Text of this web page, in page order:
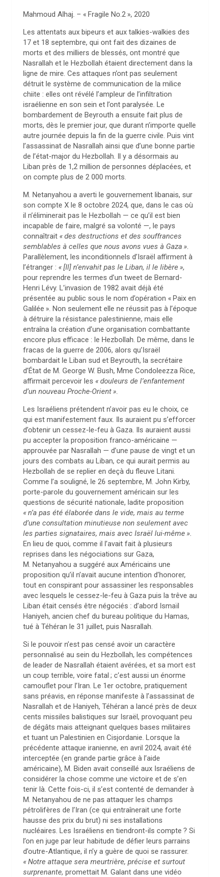
Mahmoud Alhaj. – « Fragile No.2 », 2020
Les attentats aux bipeurs et aux talkies-walkies des
17 et 18 septembre, qui ont fait des dizaines de
morts et des milliers de blessés, ont montré que
Nasrallah et le Hezbollah étaient directement dans la
ligne de mire. Ces attaques n’ont pas seulement
détruit le système de communication de la milice
chiite : elles ont révélé l’ampleur de l’infiltration
israélienne en son sein et l’ont paralysée. Le
bombardement de Beyrouth a ensuite fait plus de
morts, dès le premier jour, que durant n’importe quelle
autre journée depuis la fin de la guerre civile. Puis vint
l’assassinat de Nasrallah ainsi que d’une bonne partie
de l’état-major du Hezbollah. Il y a désormais au
Liban près de 1,2 million de personnes déplacées, et
on compte plus de 2 000 morts.
M. Netanyahou a averti le gouvernement libanais, sur
son compte X le 8 octobre 2024, que, dans le cas où
il n’éliminerait pas le Hezbollah — ce qu’il est bien
incapable de faire, malgré sa volonté —, le pays
connaîtrait «des destructions et des souffrances
semblables à celles que nous avons vues à Gaza ».
Parallèlement, les inconditionnels d’Israël affirment à
l’étranger : «[Il] n’envahit pas le Liban, il le libère »,
pour reprendre les termes d’un tweet de Bernard-
Henri Lévy. L’invasion de 1982 avait déjà été
présentée au public sous le nom d’opération « Paix en
Galilée ». Non seulement elle ne réussit pas à l’époque
à détruire la résistance palestinienne, mais elle
entraîna la création d’une organisation combattante
encore plus efficace : le Hezbollah. De même, dans le
fracas de la guerre de 2006, alors qu’Israël
bombardait le Liban sud et Beyrouth, la secrétaire
d’État de M. George W. Bush, Mme Condoleezza Rice,
affirmait percevoir les «douleurs de l’enfantement
d’un nouveau Proche-Orient».
Les Israéliens prétendent n’avoir pas eu le choix, ce
qui est manifestement faux. Ils auraient pu s’efforcer
d’obtenir un cessez-le-feu à Gaza. Ils auraient aussi
pu accepter la proposition franco-américaine —
approuvée par Nasrallah — d’une pause de vingt et un
jours des combats au Liban, ce qui aurait permis au
Hezbollah de se replier en deçà du fleuve Litani.
Comme l’a souligné, le 26 septembre, M. John Kirby,
porte-parole du gouvernement américain sur les
questions de sécurité nationale, ladite proposition
«n’a pas été élaborée dans le vide, mais au terme
d’une consultation minutieuse non seulement avec
les parties signataires, mais avec Israël lui-même ».
En lieu de quoi, comme il l’avait fait à plusieurs
reprises dans les négociations sur Gaza,
M. Netanyahou a suggéré aux Américains une
proposition qu’il n’avait aucune intention d’honorer,
tout en conspirant pour assassiner les responsables
avec lesquels le cessez-le-feu à Gaza puis la trêve au
Liban était censés être négociés : d’abord Ismaïl
Haniyeh, ancien chef du bureau politique du Hamas,
tué à Téhéran le 31 juillet, puis Nasrallah.
Si le pouvoir n’est pas censé avoir un caractère
personnalisé au sein du Hezbollah, les compétences
de leader de Nasrallah étaient avérées, et sa mort est
un coup terrible, voire fatal ; c’est aussi un énorme
camouflet pour l’Iran. Le 1er octobre, pratiquement
sans préavis, en réponse manifeste à l’assassinat de
Nasrallah et de Haniyeh, Téhéran a lancé près de deux
cents missiles balistiques sur Israël, provoquant peu
de dégâts mais atteignant quelques bases militaires
et tuant un Palestinien en Cisjordanie. Lorsque la
précédente attaque iranienne, en avril 2024, avait été
interceptée (en grande partie grâce à l’aide
américaine), M. Biden avait conseillé aux Israéliens de
considérer la chose comme une victoire et de s’en
tenir là. Cette fois-ci, il s’est contenté de demander à
M. Netanyahou de ne pas attaquer les champs
pétrolifères de l’Iran (ce qui entraînerait une forte
hausse des prix du brut) ni ses installations
nucléaires. Les Israéliens en tiendront-ils compte ? Si
l’on en juge par leur habitude de défier leurs parrains
d’outre-Atlantique, il n’y a guère de quoi se rassurer.
«Notre attaque sera meurtrière, précise et surtout
surprenante, promettait M. Galant dans une vidéo